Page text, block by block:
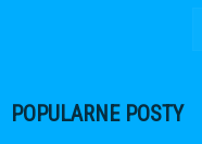
POPULARNE POSTY